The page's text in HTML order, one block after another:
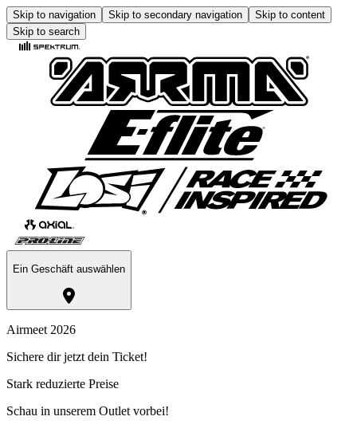
Skip to navigation Skip to secondary navigation
Skip to content
Skip to search
Ein Geschäft auswählen
Airmeet 2026
Sichere dir jetzt dein Ticket!
Stark reduzierte Preise
Schau in unserem Outlet vorbei!